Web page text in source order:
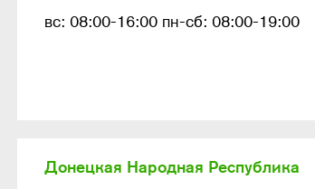
вс: 08:00-16:00 пн-сб: 08:00-19:00
Донецкая Народная Республика